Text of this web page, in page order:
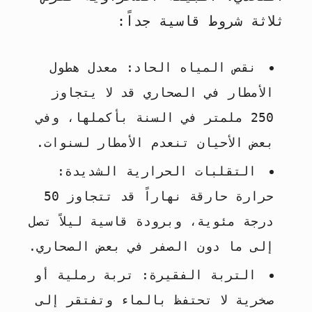
ثلاثة شروط قاسية جداً:
نقص المياه الحاد:
معدل هطول
الأمطار في الصحاري قد لا يتجاوز
250 ملمتر في السنة بأكملها، وفي
بعض الأحيان تنعدم الأمطار لسنوات.
التقلبات الحرارية الشديدة:
حرارة حارقة نهاراً قد تتجاوز 50
درجة مئوية، وبرودة قاسية ليلاً تصل
إلى ما دون الصفر في بعض الصحاري.
التربة الفقيرة:
تربة رملية أو
صخرية لا تحتفظ بالماء وتفتقر إلى